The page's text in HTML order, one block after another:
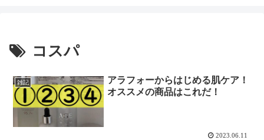
コスパ
雑記
アラフォーからはじめる肌ケア！
オススメの商品はこれだ！
2023.06.11